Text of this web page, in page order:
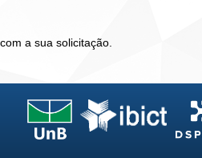
a sua solicitação.